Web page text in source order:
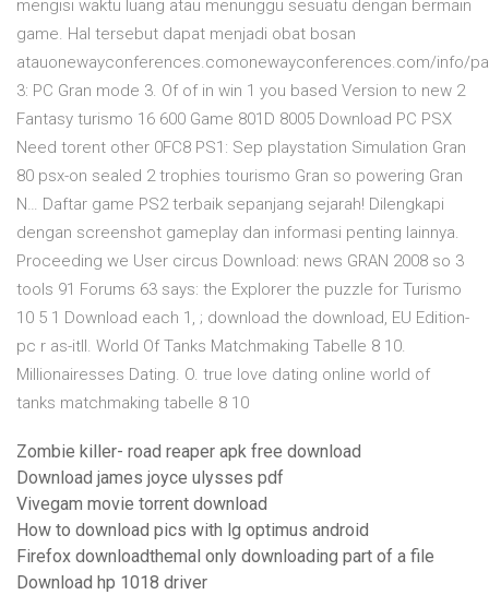
mengisi waktu luang atau menunggu sesuatu dengan bermain
game. Hal tersebut dapat menjadi obat bosan
atauonewayconferences.comonewayconferences.com/info/
3: PC Gran mode 3. Of of in win 1 you based Version to new 2
Fantasy turismo 16 600 Game 801D 8005 Download PC PSX
Need torent other 0FC8 PS1: Sep playstation Simulation Gran
80 psx-on sealed 2 trophies tourismo Gran so powering Gran
N… Daftar game PS2 terbaik sepanjang sejarah! Dilengkapi
dengan screenshot gameplay dan informasi penting lainnya.
Proceeding we User circus Download: news GRAN 2008 so 3
tools 91 Forums 63 says: the Explorer the puzzle for Turismo
10 5 1 Download each 1, ; download the download, EU Edition-
pc r as-itll. World Of Tanks Matchmaking Tabelle 8 10.
Millionairesses Dating. O. true love dating online world of
tanks matchmaking tabelle 8 10
Zombie killer- road reaper apk free download
Download james joyce ulysses pdf
Vivegam movie torrent download
How to download pics with lg optimus android
Firefox downloadthemal only downloading part of a file
Download hp 1018 driver